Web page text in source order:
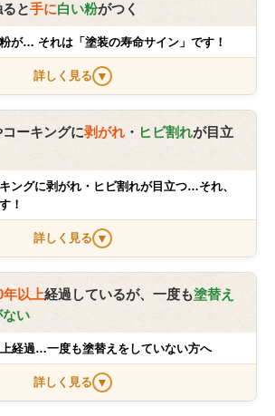
、気になりません
ずんでいる…」「屋根にコケのよう
な症状が見られたら要注意です。汚
中のチリやホコリだけでなく、カビ
ことが多く、建物の見た目を損なう
と手に白い粉がつく
が… それは「塗装の寿命サイン」です！
詳しく見る ▼
ると白い粉が… それは
ーキングに剥がれ・ ヒビ割れが目立
ングに剥がれ・ヒビ割れが目立つ…それ、
！
詳しく見る ▼
年以上経過しているが、一度も塗替え
ない
経過…一度も塗替えをしていない方へ
詳しく見る ▼